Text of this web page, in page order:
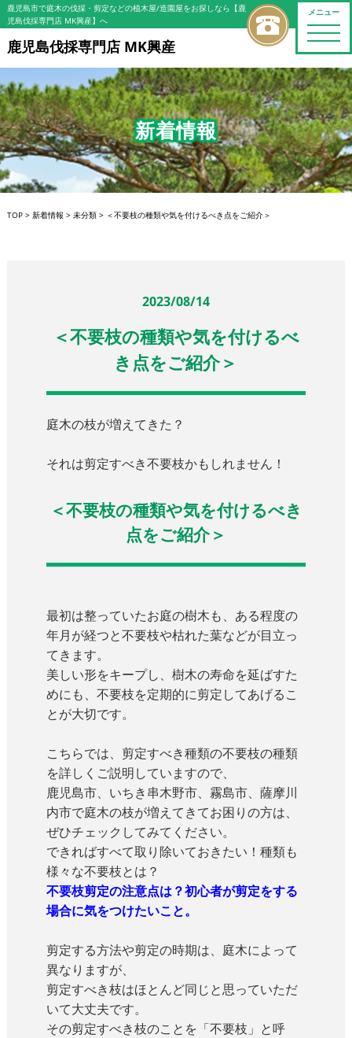
メニュー
toggle
鹿児島市で庭木の伐採・剪定などの植木屋/造園屋をお探しなら【鹿
児島伐採専門店 MK興産】へ
鹿児島伐採専門店 MK興産
新着情報
TOP> 新着情報 > 未分類> ＜不要枝の種類や気を付けるべき点をご紹介＞
2023/08/14
＜不要枝の種類や気を付けるべ
き点をご紹介＞
庭木の枝が増えてきた？
それは剪定すべき不要枝かもしれません！
＜不要枝の種類や気を付けるべき
点をご紹介＞
最初は整っていたお庭の樹木も、ある程度の
年月が経つと不要枝や枯れた葉などが目立っ
てきます。
美しい形をキープし、樹木の寿命を延ばすた
めにも、不要枝を定期的に剪定してあげるこ
とが大切です。
こちらでは、剪定すべき種類の不要枝の種類
を詳しくご説明していますので、
鹿児島市、いちき串木野市、霧島市、薩摩川
内市で庭木の枝が増えてきてお困りの方は、
ぜひチェックしてみてください。
できればすべて取り除いておきたい！種類も
様々な不要枝とは？
不要枝剪定の注意点は？初心者が剪定をする
場合に気をつけたいこと。
剪定する方法や剪定の時期は、庭木によって
異なりますが、
剪定すべき枝はほとんど同じと思っていただ
いて大丈夫です。
その剪定すべき枝のことを「不要枝」と呼